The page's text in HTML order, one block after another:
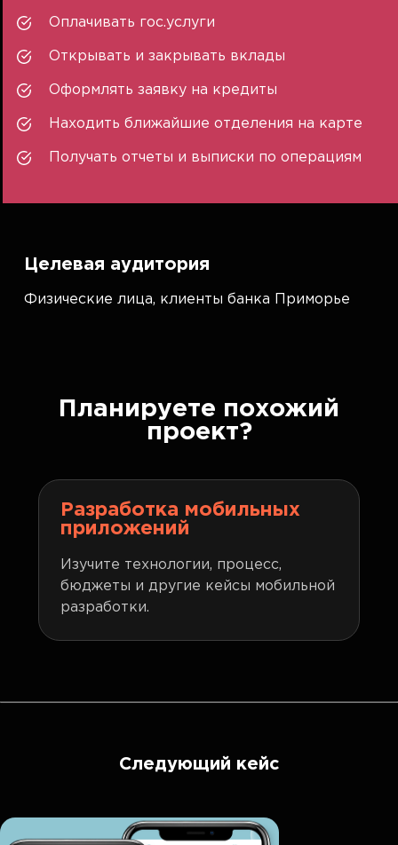
Оплачивать гос.услуги
Открывать и закрывать вклады
Оформлять заявку на кредиты
Находить ближайшие отделения на карте
Получать отчеты и выписки по операциям
Целевая аудитория
Физические лица, клиенты банка Приморье
Планируете похожий
проект?
Разработка мобильных
приложений
Изучите технологии, процесс,
бюджеты и другие кейсы мобильной
разработки.
Следующий кейс